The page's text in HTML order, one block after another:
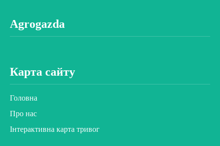
Agrogazda
Карта сайту
Головна
Про нас
Інтерактивна карта тривог